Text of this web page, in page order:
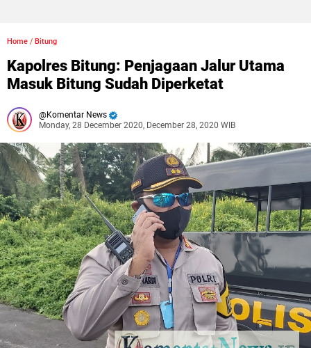
Home / Bitung
Kapolres Bitung: Penjagaan Jalur Utama
Masuk Bitung Sudah Diperketat
Komentar News
Monday, 28 December 2020, December 28, 2020 WIB